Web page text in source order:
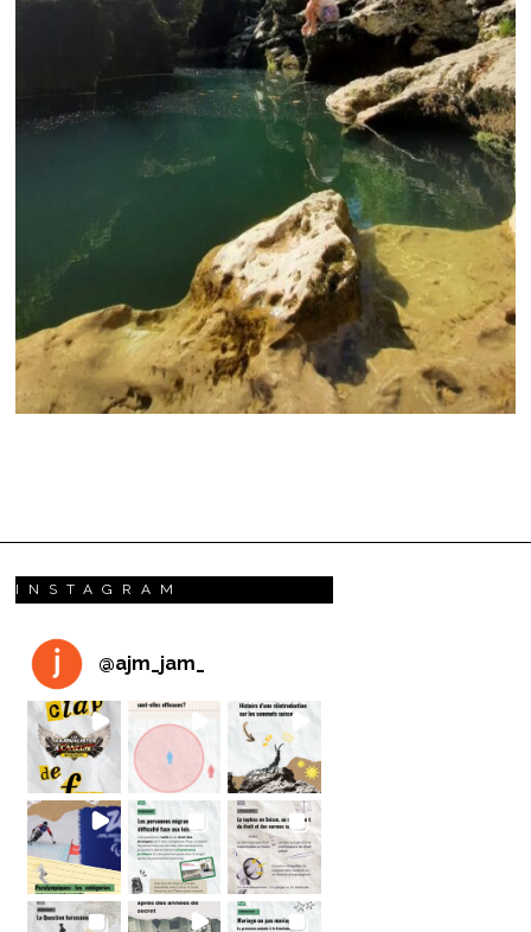
INSTAGRAM
@ajm_jam_